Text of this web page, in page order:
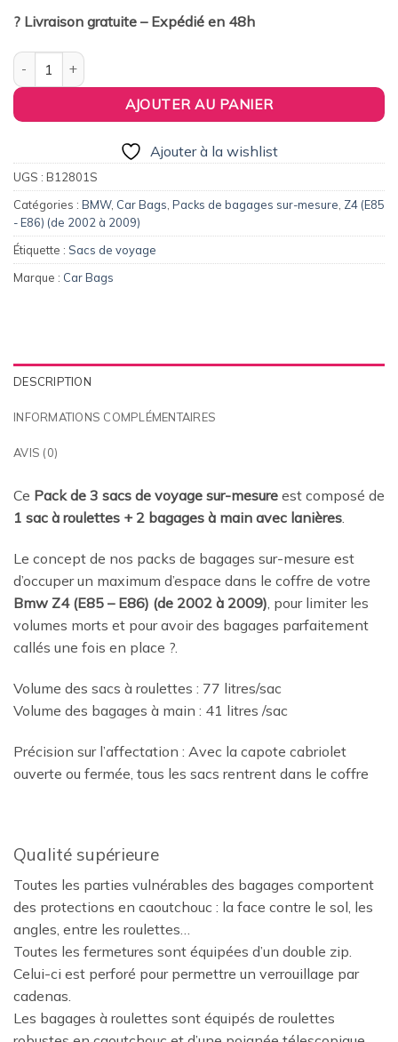
? Livraison gratuite – Expédié en 48h
quantité de Pack de 3 sacs de voyage sur-mesure pour Bmw
AJOUTER AU PANIER
Ajouter à la wishlist
UGS : B12801S
Catégories : BMW, Car Bags Packs de bagages sur-mesure Z4 (E85
- E86) (de 2002 à 2009)
Étiquette : Sacs de voyage
Marque : Car Bags
DESCRIPTION
INFORMATIONS COMPLÉMENTAIRES
AVIS (0)
Ce Pack de 3 sacs de voyage sur-mesure est composé de
1 sac à roulettes + 2 bagages à main avec lanières.
Le concept de nos packs de bagages sur-mesure est
d’occuper un maximum d’espace dans le coffre de votre
Bmw Z4 (E85 – E86) (de 2002 à 2009), pour limiter les
volumes morts et pour avoir des bagages parfaitement
callés une fois en place ?.
Volume des sacs à roulettes : 77 litres/sac
Volume des bagages à main : 41 litres /sac
Précision sur l’affectation : Avec la capote cabriolet
ouverte ou fermée, tous les sacs rentrent dans le coffre
Qualité supérieure
Toutes les parties vulnérables des bagages comportent
des protections en caoutchouc : la face contre le sol, les
angles, entre les roulettes…
Toutes les fermetures sont équipées d’un double zip.
Celui-ci est perforé pour permettre un verrouillage par
cadenas.
Les bagages à roulettes sont équipés de roulettes